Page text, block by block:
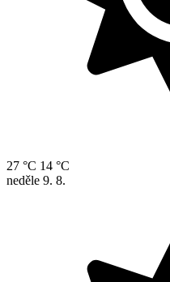
27 °C 14 °C
neděle 9. 8.